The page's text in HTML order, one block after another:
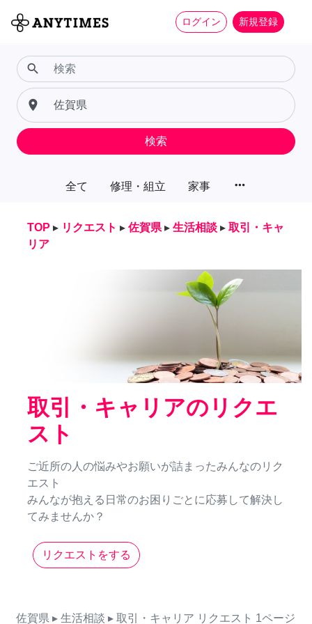
ログイン 新規登録
全て 修理・組立 家事 more_horiz
search
place
検索
TOP ▸ リクエスト ▸ 佐賀県 ▸ 生活相談 ▸ 取引・キャ
リア
取引・キャリアのリクエ
スト
ご近所の人の悩みやお願いが詰まったみんなのリク
エスト
みんなが抱える日常のお困りごとに応募して解決し
てみませんか？
リクエストをする
佐賀県 ▸ 生活相談 ▸ 取引・キャリア リクエスト 1ページ